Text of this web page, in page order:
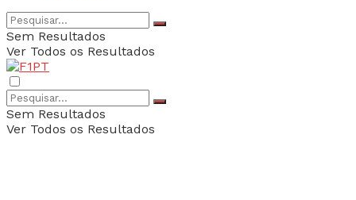
Sem Resultados
Ver Todos os Resultados
Sem Resultados
Ver Todos os Resultados